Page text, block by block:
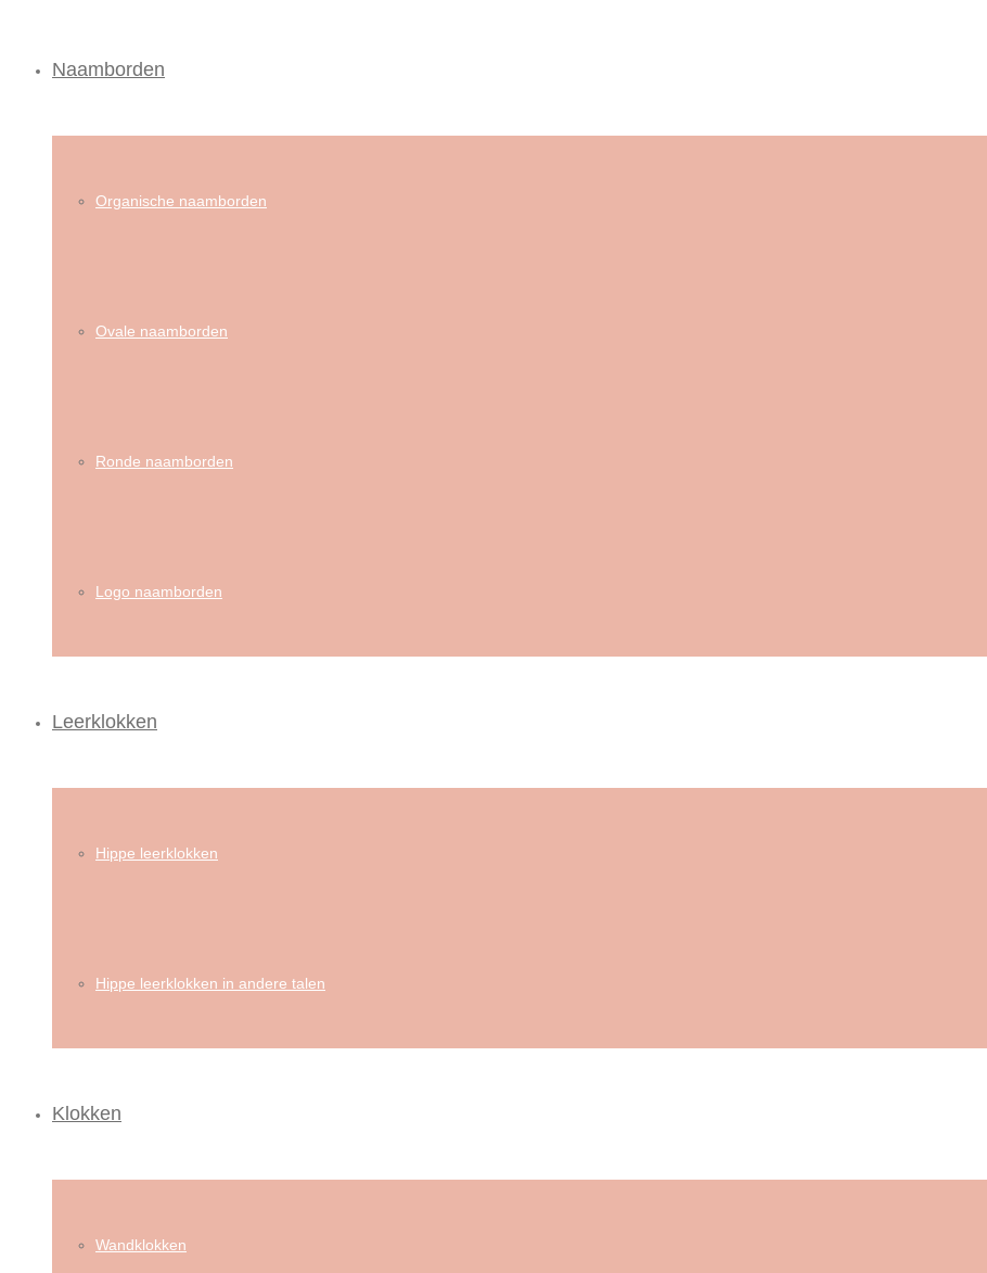
Naamborden
Organische naamborden
Ovale naamborden
Ronde naamborden
Logo naamborden
Leerklokken
Hippe leerklokken
Hippe leerklokken in andere talen
Klokken
Wandklokken